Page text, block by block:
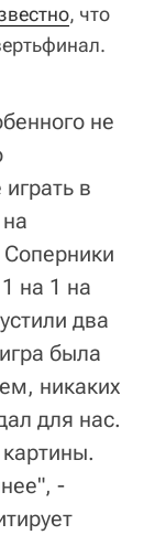
, что
не
в
Соперники
на 1 на
два
была
никаких
для нас.
-